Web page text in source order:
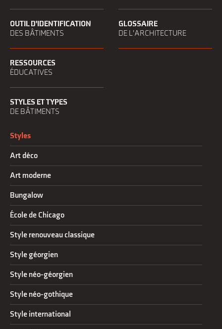
OUTIL D'IDENTIFICATION
DES BÂTIMENTS
GLOSSAIRE
DE L'ARCHITECTURE
RESSOURCES
ÉDUCATIVES
STYLES ET TYPES
DE BÂTIMENTS
Styles
Art déco
Art moderne
Bungalow
École de Chicago
Style renouveau classique
Style géorgien
Style néo-géorgien
Style néo-gothique
Style international